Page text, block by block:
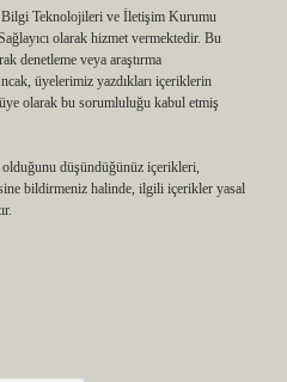
Bilgi Teknolojileri ve İletişim Kurumu
olarak hizmet vermektedir. Bu
denetleme veya araştırma
üyelerimiz yazdıkları içeriklerin
olarak bu sorumluluğu kabul etmiş
olduğunu düşündüğünüz içerikleri,
bildirmeniz halinde, ilgili içerikler yasal